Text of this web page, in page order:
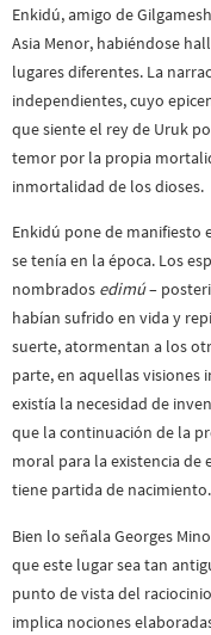
d
o
o
r
S
d
o
B
o
i
c
e
l
i
e
1
5
.
Enkidú, amigo de
Asia Menor, habiéndose
lugares diferentes. La
independientes, cuyo
que siente el rey de Uruk
temor por la propia
inmortalidad de los dioses.
Enkidú pone de manifiesto
se tenía en la época. Los
nombrados edimú–
habían sufrido en vida y
suerte, atormentan a los
parte, en aquellas visiones
existía la necesidad de
que la continuación de la
moral para la existencia
tiene partida de nacimiento.
Bien lo señala Georges
que este lugar sea tan
punto de vista del
implica nociones